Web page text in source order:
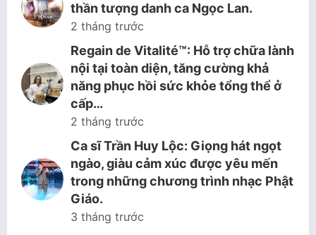
thần tượng danh ca Ngọc Lan.
2 tháng trước
Regain de Vitalité™: Hỗ trợ chữa lành
nội tại toàn diện, tăng cường khả
năng phục hồi sức khỏe tổng thể ở
cấp…
2 tháng trước
Ca sĩ Trần Huy Lộc: Giọng hát ngọt
ngào, giàu cảm xúc được yêu mến
trong những chương trình nhạc Phật
Giáo.
3 tháng trước